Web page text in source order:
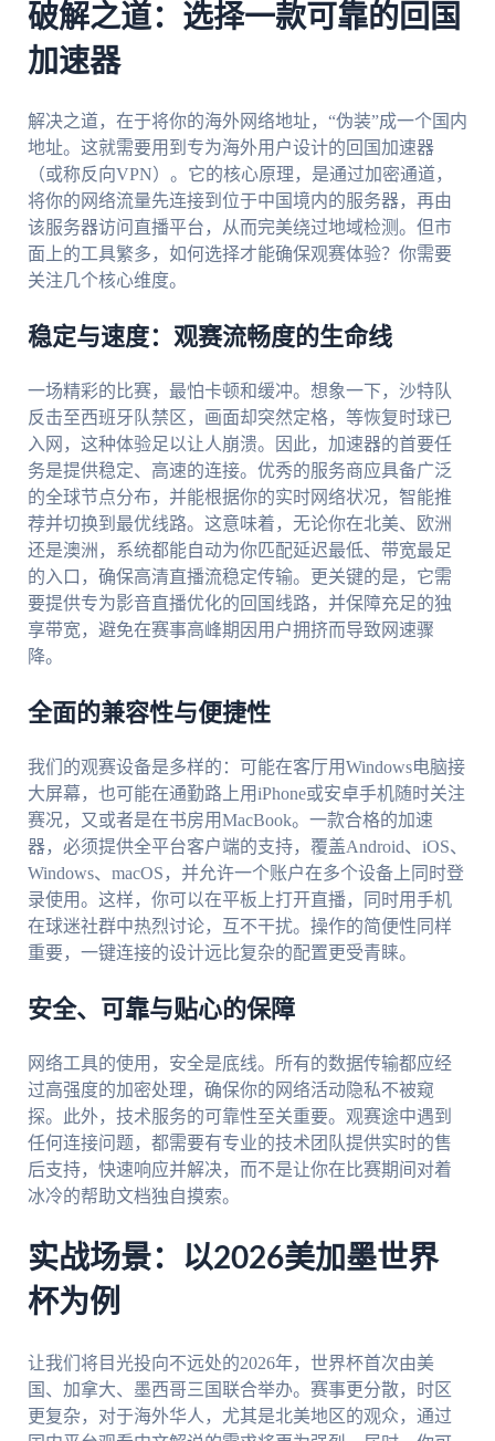
破解之道：选择一款可靠的回国
加速器
解决之道，在于将你的海外网络地址，“伪装”成一个国内
地址。这就需要用到专为海外用户设计的回国加速器
（或称反向VPN）。它的核心原理，是通过加密通道，
将你的网络流量先连接到位于中国境内的服务器，再由
该服务器访问直播平台，从而完美绕过地域检测。但市
面上的工具繁多，如何选择才能确保观赛体验？你需要
关注几个核心维度。
稳定与速度：观赛流畅度的生命线
一场精彩的比赛，最怕卡顿和缓冲。想象一下，沙特队
反击至西班牙队禁区，画面却突然定格，等恢复时球已
入网，这种体验足以让人崩溃。因此，加速器的首要任
务是提供稳定、高速的连接。优秀的服务商应具备广泛
的全球节点分布，并能根据你的实时网络状况，智能推
荐并切换到最优线路。这意味着，无论你在北美、欧洲
还是澳洲，系统都能自动为你匹配延迟最低、带宽最足
的入口，确保高清直播流稳定传输。更关键的是，它需
要提供专为影音直播优化的回国线路，并保障充足的独
享带宽，避免在赛事高峰期因用户拥挤而导致网速骤
降。
全面的兼容性与便捷性
我们的观赛设备是多样的：可能在客厅用Windows电脑接
大屏幕，也可能在通勤路上用iPhone或安卓手机随时关注
赛况，又或者是在书房用MacBook。一款合格的加速
器，必须提供全平台客户端的支持，覆盖Android、iOS、
Windows、macOS，并允许一个账户在多个设备上同时登
录使用。这样，你可以在平板上打开直播，同时用手机
在球迷社群中热烈讨论，互不干扰。操作的简便性同样
重要，一键连接的设计远比复杂的配置更受青睐。
安全、可靠与贴心的保障
网络工具的使用，安全是底线。所有的数据传输都应经
过高强度的加密处理，确保你的网络活动隐私不被窥
探。此外，技术服务的可靠性至关重要。观赛途中遇到
任何连接问题，都需要有专业的技术团队提供实时的售
后支持，快速响应并解决，而不是让你在比赛期间对着
冰冷的帮助文档独自摸索。
实战场景：以2026美加墨世界
杯为例
让我们将目光投向不远处的2026年，世界杯首次由美
国、加拿大、墨西哥三国联合举办。赛事更分散，时区
更复杂，对于海外华人，尤其是北美地区的观众，通过